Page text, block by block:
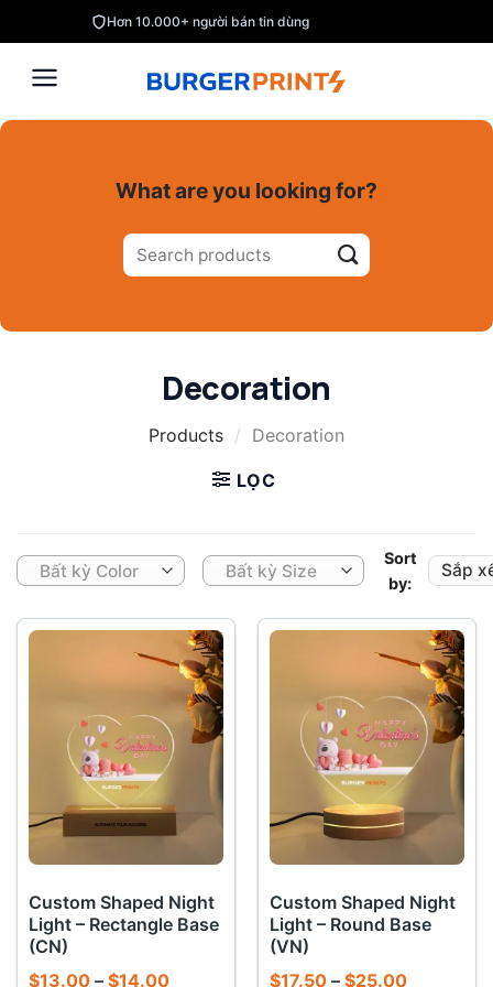
to
content
Hơn 10.000+ người bán tin dùng
What are you looking for?
Tìm
kiếm:
Decoration
Products / Decoration
LỌC
Bất kỳ Color Bất kỳ Size
Sort
by:
Custom Shaped Night
Light – Rectangle Base
(CN)
$13.00 – $14.00Khoảng
Custom Shaped Night
Light – Round Base
(VN)
$17.50 – $25.00Khoảng